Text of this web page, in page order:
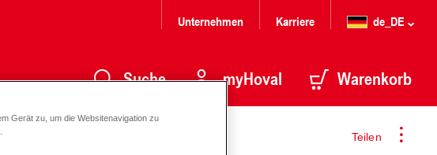
Unternehmen Karriere de_DE
Suche myHoval Warenkorb
Teilen
Gerät zu, um die Websitenavigation zu